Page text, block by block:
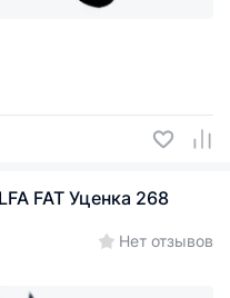
FAT Уценка 268
Нет отзывов